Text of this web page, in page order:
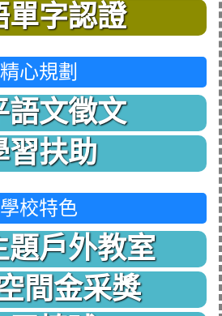
單字認證
精心規劃
語文徵文
習扶助
學校特色
題戶外教室
間金采獎